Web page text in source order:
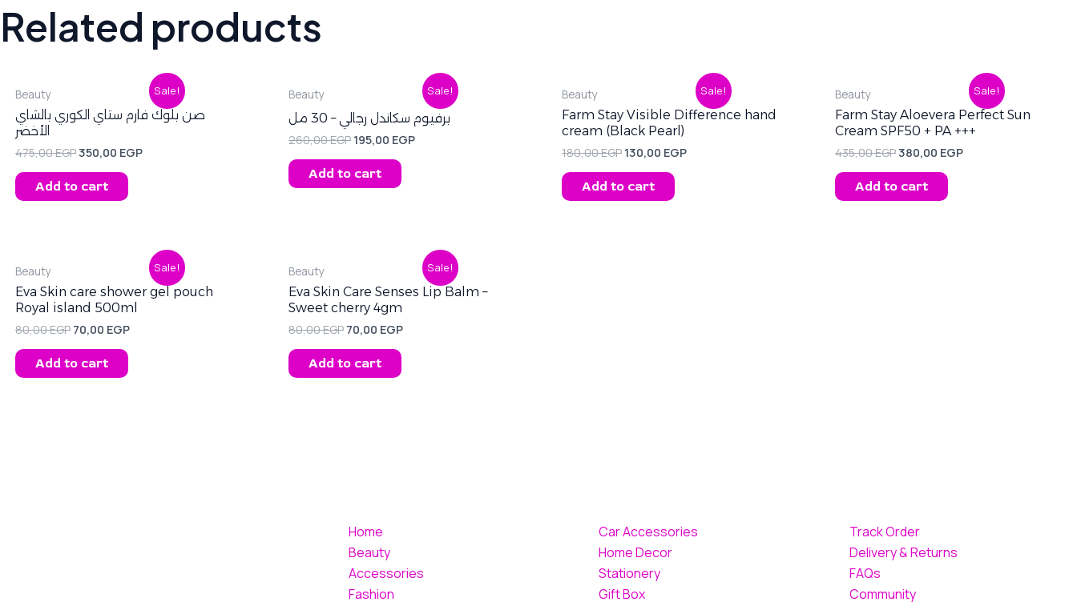
Related products
Sale!
Beauty
صن بلوك فارم ستاي الكوري ‌بالشاي
الأخضر
475,00EGP
was:
475,00 EGP.
350,00 EGP
Current
price
is:
350,00 EGP.
Add to cart
Sale!
Beauty
برفيوم سكاندل رجالي – 30 مل
260,00EGP
was:
260,00 EGP.
195,00 EGP
Current
price
is:
195,00 EGP.
Add to cart
Sale!
Beauty
Farm Stay Visible Difference hand
cream (Black Pearl)
180,00EGP
was:
180,00 EGP.
130,00 EGP
Current
price
is:
Add to cart
Sale!
Beauty
Farm Stay Aloevera Perfect Sun
Cream SPF50 + PA +++
435,00EGP
was:
435,00 EGP.
380,00 EGP
Current
price
is:
380,00 EGP.
Add to cart
Sale!
Beauty
Eva Skin care shower gel pouch
Royal island 500ml
80,00EGP
was:
80,00 EGP.
70,00 EGP
Current
price
is:
70,00 EGP.
Add to cart
Sale!
Beauty
Eva Skin Care Senses Lip Balm –
Sweet cherry 4gm
80,00EGP
was:
80,00 EGP.
70,00 EGP
Current
price
is:
Add to cart
Home
Beauty
Accessories
Fashion
Car Accessories
Home Decor
Stationery
Gift Box
Track Order
Delivery & Returns
FAQs
Community